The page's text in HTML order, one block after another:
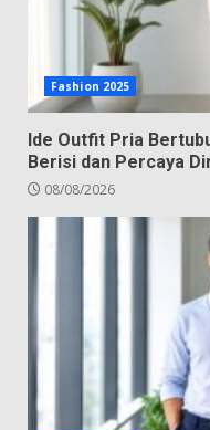
Fashion 2025
Ide Outfit Pria
Berisi dan Percaya
08/08/2026